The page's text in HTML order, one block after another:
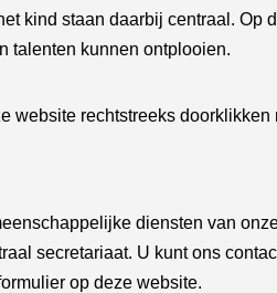
kind staan daarbij centraal. Op
talenten kunnen ontplooien.
website rechtstreeks
diensten van
secretariaat. U kunt ons
op deze website.